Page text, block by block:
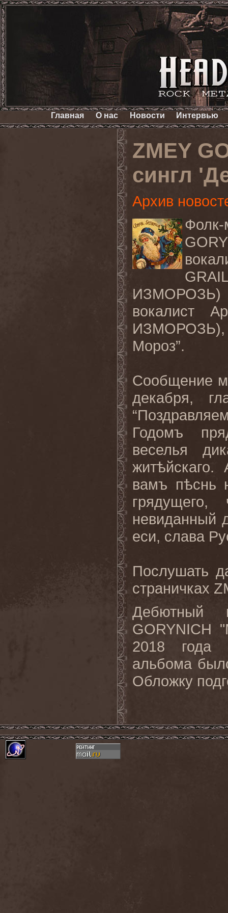
Главная О нас Новости Интервью
ZMEY
сингл
Архив
ИЗМОРОЗЬ)
вокалист
ИЗМОРОЗЬ),
Мороз”.
Сообщение
декабря,
Годомъ
веселья
вамъ пѣснь
невиданный
еси, слава
Послушать
страничках
Дебютный
GORYNICH
2018 года
альбома
Обложку